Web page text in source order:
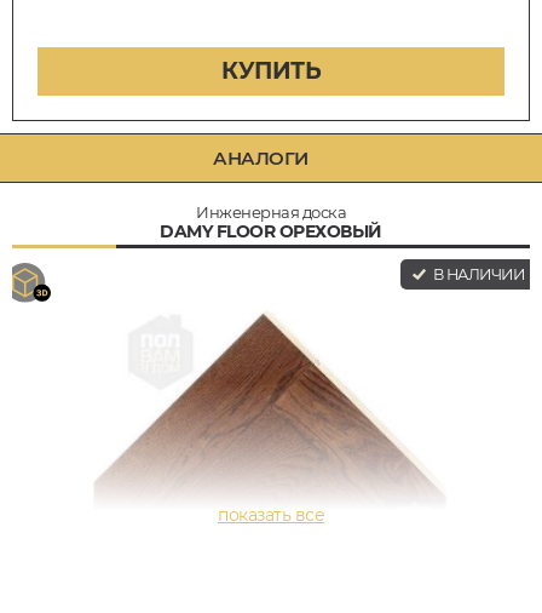
КУПИТЬ
АНАЛОГИ
Инженерная доска
DAMY FLOOR ОРЕХОВЫЙ
В НАЛИЧИИ